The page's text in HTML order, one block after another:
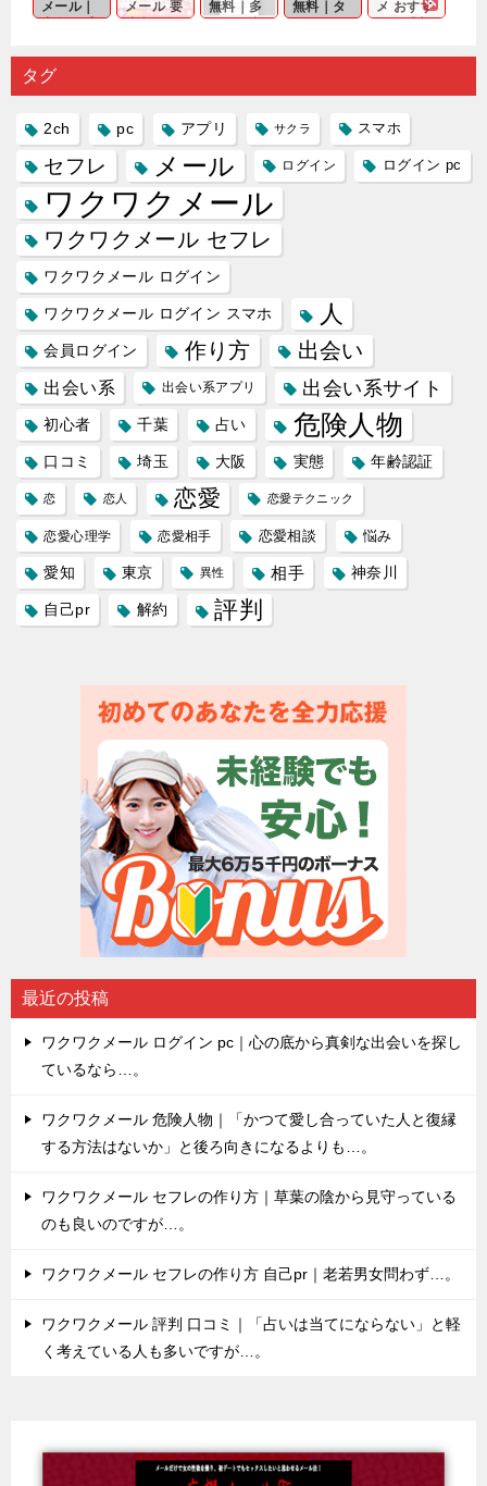
メール｜
り会った
人に軽...
メール 要
するので
無料｜多
プリの内
無料｜タ
る人に恋
メ おすす
雑で素人
タグ
2ch pc アプリ サクラ スマホ
セフレ メール ログイン ログイン pc
ワクワクメール
ワクワクメール セフレ
ワクワクメール ログイン
ワクワクメール ログイン スマホ 人
会員ログイン 作り方 出会い
出会い系 出会い系アプリ 出会い系サイト
初心者 千葉 占い 危険人物
口コミ 埼玉 大阪 実態 年齢認証
恋 恋人 恋愛 恋愛テクニック
恋愛心理学 恋愛相手 恋愛相談 悩み
愛知 東京 異性 相手 神奈川
自己pr 解約 評判
最近の投稿
ワクワクメール ログイン pc｜心の底から真剣な出会いを探し
ているなら…。
ワクワクメール 危険人物｜「かつて愛し合っていた人と復縁
する方法はないか」と後ろ向きになるよりも…。
ワクワクメール セフレの作り方｜草葉の陰から見守っている
のも良いのですが…。
ワクワクメール セフレの作り方 自己pr｜老若男女問わず…。
ワクワクメール 評判 口コミ｜「占いは当てにならない」と軽
く考えている人も多いですが…。